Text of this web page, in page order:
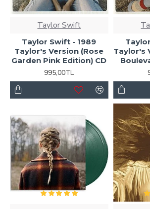
Taylor Swift
Taylor Swift - 1989
Taylor's Version (Rose
Garden Pink Edition) CD
995,00TL
Taylor's